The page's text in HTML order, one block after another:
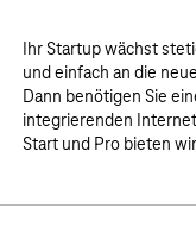
Ihr Startup wächst
und einfach an die
Dann benötigen Sie
integrierenden
Start und Pro bieten